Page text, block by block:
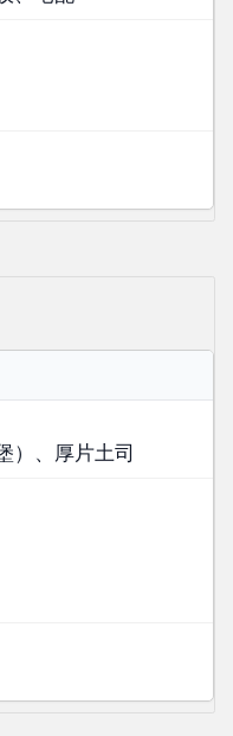
）、厚片土司